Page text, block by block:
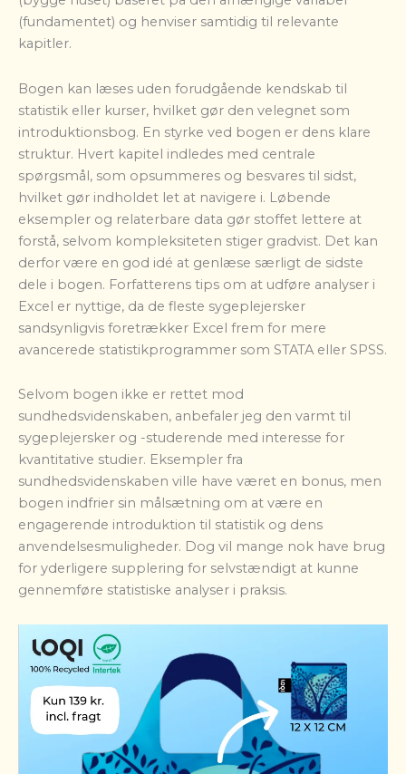
(fundamentet) og henviser samtidig til relevante
kapitler.
Bogen kan læses uden forudgående kendskab til
statistik eller kurser, hvilket gør den velegnet som
introduktionsbog. En styrke ved bogen er dens klare
struktur. Hvert kapitel indledes med centrale
spørgsmål, som opsummeres og besvares til sidst,
hvilket gør indholdet let at navigere i. Løbende
eksempler og relaterbare data gør stoffet lettere at
forstå, selvom kompleksiteten stiger gradvist. Det kan
derfor være en god idé at genlæse særligt de sidste
dele i bogen. Forfatterens tips om at udføre analyser i
Excel er nyttige, da de fleste sygeplejersker
sandsynligvis foretrækker Excel frem for mere
avancerede statistikprogrammer som STATA eller SPSS.
Selvom bogen ikke er rettet mod
sundhedsvidenskaben, anbefaler jeg den varmt til
sygeplejersker og -studerende med interesse for
kvantitative studier. Eksempler fra
sundhedsvidenskaben ville have været en bonus, men
bogen indfrier sin målsætning om at være en
engagerende introduktion til statistik og dens
anvendelsesmuligheder. Dog vil mange nok have brug
for yderligere supplering for selvstændigt at kunne
gennemføre statistiske analyser i praksis.